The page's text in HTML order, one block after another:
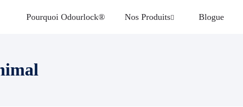
Pourquoi Odourlock® Nos Produits Blogue